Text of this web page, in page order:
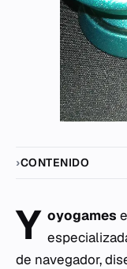
CONTENIDO
Y oyogames
de navegador,